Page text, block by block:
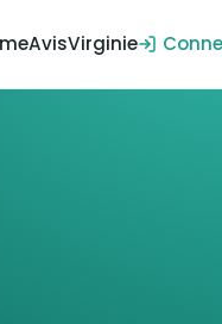
AvisVirginie